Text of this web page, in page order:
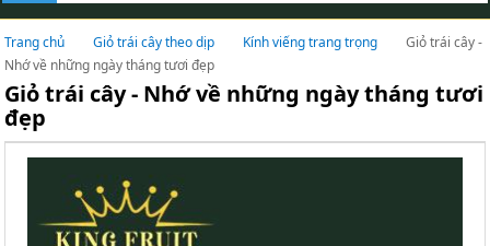
Trang chủ Giỏ trái cây theo dịp Kính viếng trang trọng
Giỏ trái cây -
Nhớ về những ngày tháng tươi đẹp
Giỏ trái cây - Nhớ về những ngày tháng tươi
đẹp